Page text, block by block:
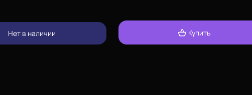
Нет в наличии Купить